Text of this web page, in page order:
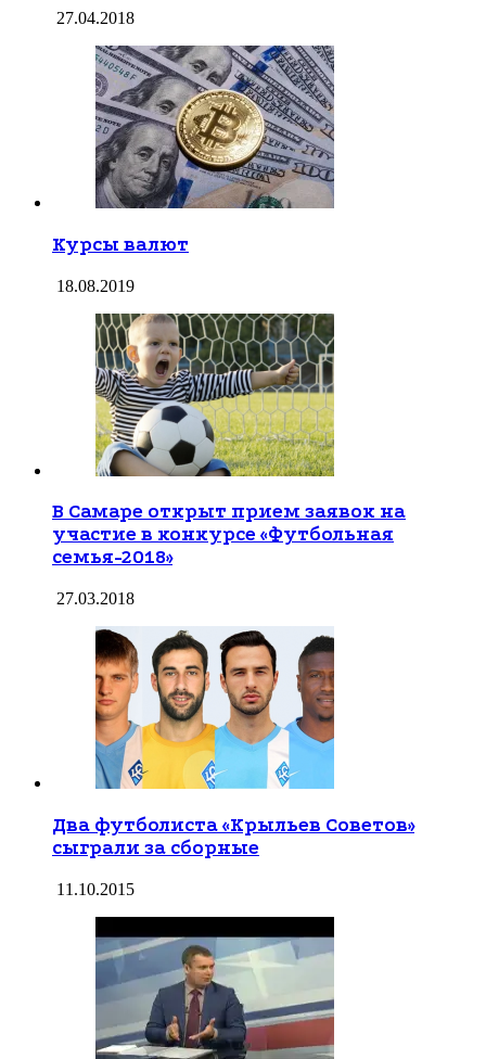
27.04.2018
Курсы валют
18.08.2019
В Самаре открыт прием заявок на
участие в конкурсе «Футбольная
семья-2018»
27.03.2018
Два футболиста «Крыльев Советов»
сыграли за сборные
11.10.2015